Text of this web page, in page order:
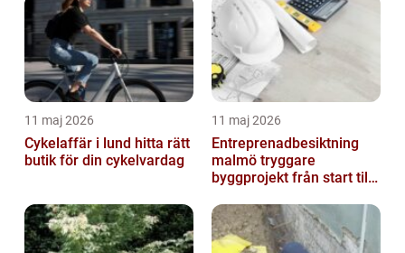
11 maj 2026
Cykelaffär i lund hitta rätt
butik för din cykelvardag
11 maj 2026
Entreprenadbesiktning
malmö tryggare
byggprojekt från start till